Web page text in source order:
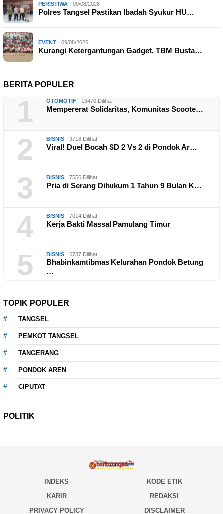
PERISTIWA 09/08/2026
Polres Tangsel Pastikan Ibadah Syukur HU…
EVENT 09/08/2026
Kurangi Ketergantungan Gadget, TBM Busta…
BERITA POPULER
1 OTOMOTIF 13470 Dilihat
Mempererat Solidaritas, Komunitas Scoote…
2 BISNIS 9718 Dilihat
Viral! Duel Bocah SD 2 Vs 2 di Pondok Ar…
3 BISNIS 7556 Dilihat
Pria di Serang Dihukum 1 Tahun 9 Bulan K…
4 BISNIS 7014 Dilihat
Kerja Bakti Massal Pamulang Timur
5 BISNIS 6787 Dilihat
Bhabinkamtibmas Kelurahan Pondok Betung
…
TOPIK POPULER
TANGSEL
PEMKOT TANGSEL
TANGERANG
PONDOK AREN
CIPUTAT
POLITIK
INDEKS
KODE ETIK
KARIR
REDAKSI
PRIVACY POLICY
DISCLAIMER